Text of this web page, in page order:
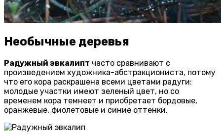
Необычные деревья
Радужный эвкалипт часто сравнивают с
произведением художника-абстракциониста, потому
что его кора раскрашена всеми цветами радуги:
молодые участки имеют зеленый цвет, но со
временем кора темнеет и приобретает бордовые,
оранжевые, фиолетовые и синие оттенки.